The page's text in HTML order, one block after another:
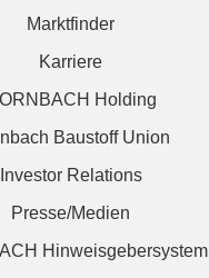
Marktfinder
Karriere
Holding
Baustoff Union
Investor Relations
Presse/Medien
Hinweisgebersystem